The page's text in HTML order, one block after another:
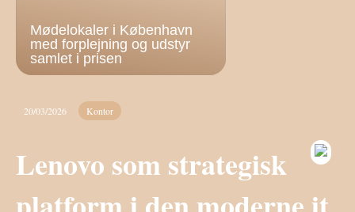
Mødelokaler i København
med forplejning og udstyr
samlet i prisen
20/03/2026 Kontor
Lenovo som strategisk